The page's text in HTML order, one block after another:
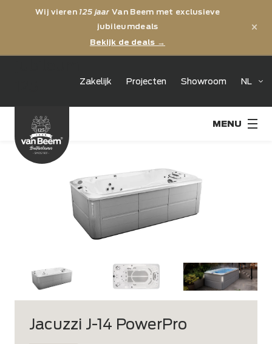
Wij vieren 125 jaar Van Beem met exclusieve
jubileumdeals
Bekijk de deals →
×
Zakelijk Projecten Showroom NL
Jacuzzi J-14 PowerPro